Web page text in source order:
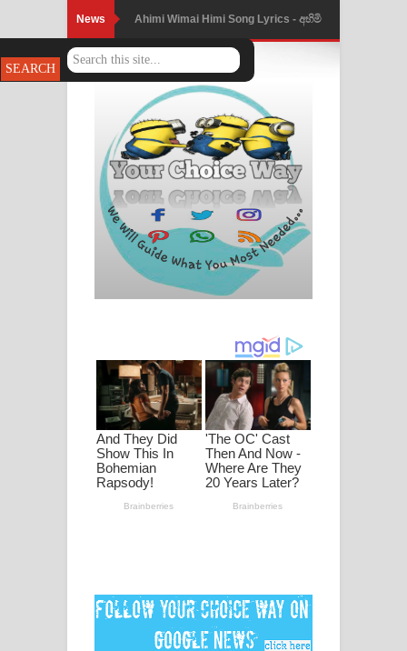
News Ahimi Wimai Himi Song Lyrics - අහිමි
විමයි හිමි ගීතයේ පද පෙළ
Mathaka Parana Song Lyrics - මතක
පාරනා ගීතයේ පද පෙළ
Nimnadhen Song Lyrics - නිම්නාදෙන්
ගීතයේ පද පෙළ
Obamai Mage Adare Song Lyrics -
ඔබමයි මගේ ආදරේ ගීතයේ පද පෙළ
ගීතයේ පද පෙළ
Ankeliya Song Lyrics - අංකෙළිය ගීතයේ
පද පෙළ
DEAR GOD Song Lyrics - ඩියර් ගෝඩ්
මනමාල කතා ගීතයේ පද පෙළ
Dai Dai Lyrics - Shakira, Burna Boy |